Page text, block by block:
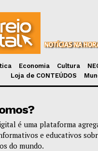
Economia Cultura
Loja de CONTEÚDOS
é uma plataforma
e educativos
do mundo.